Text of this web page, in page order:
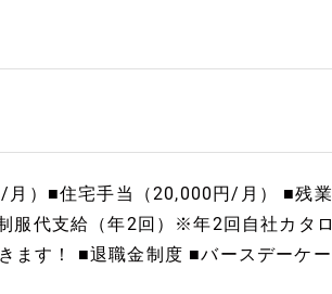
）■住宅手当（20,000円/月） ■残業
代支給（年2回）※年2回自社カタロ
ます！ ■退職金制度 ■バースデーケー